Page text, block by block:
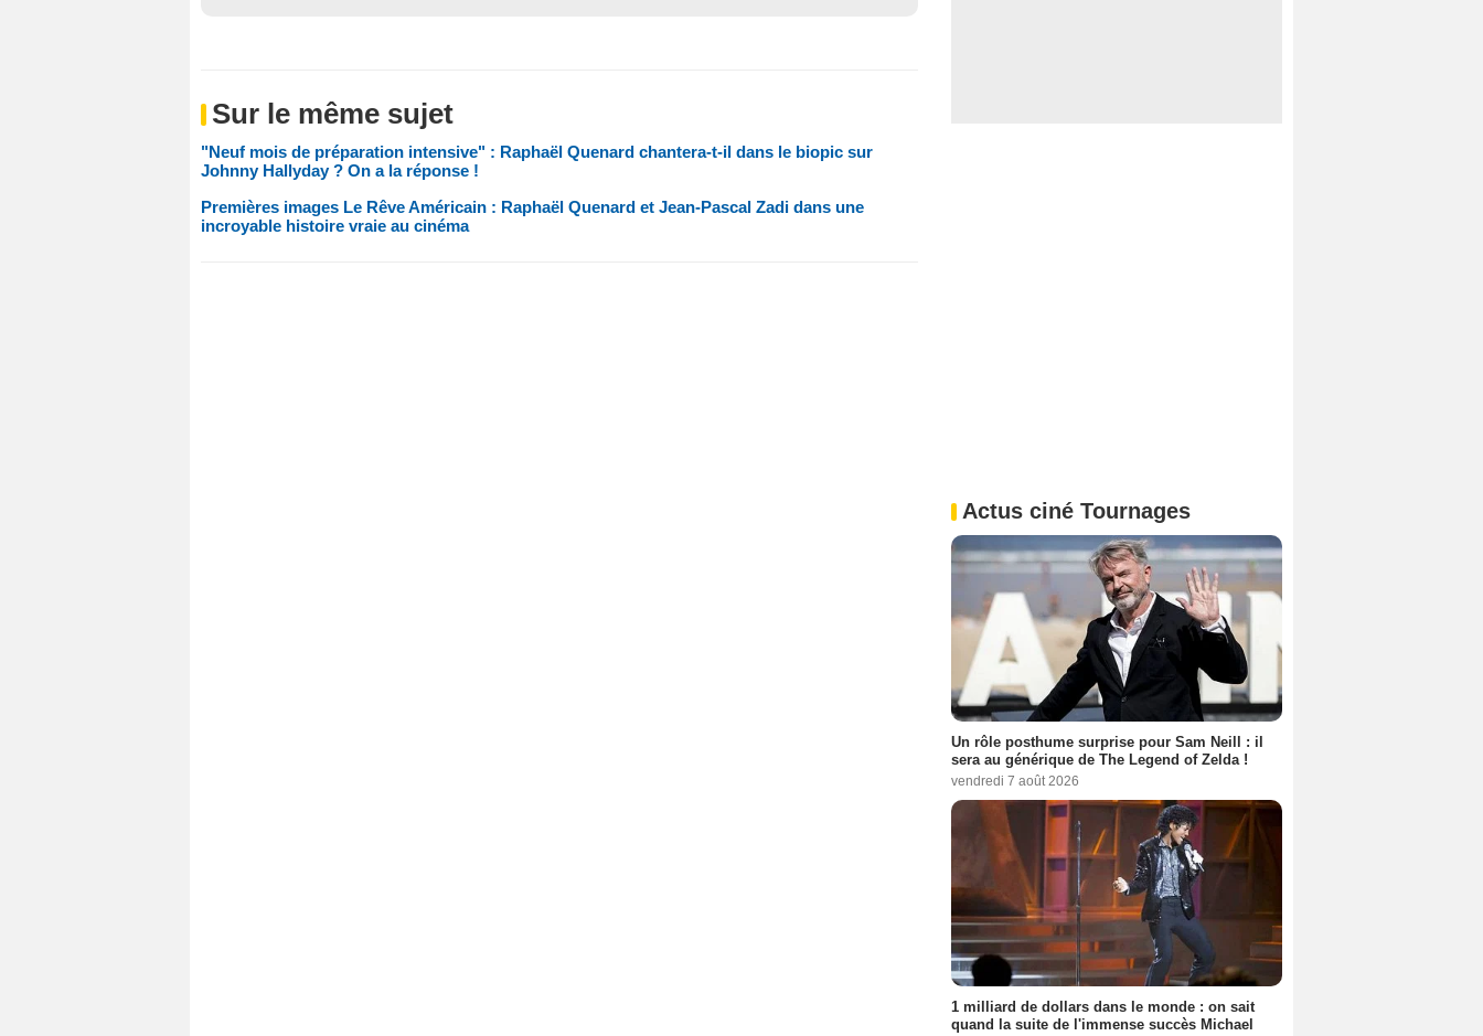
Sur le même sujet
"Neuf mois de préparation intensive" : Raphaël Quenard chantera-t-il dans le biopic sur
Johnny Hallyday ? On a la réponse !
Premières images Le Rêve Américain : Raphaël Quenard et Jean-Pascal Zadi dans une
incroyable histoire vraie au cinéma
Actus ciné Tournages
Un rôle posthume surprise pour Sam Neill : il
sera au générique de The Legend of Zelda !
vendredi 7 août 2026
1 milliard de dollars dans le monde : on sait
quand la suite de l'immense succès Michael